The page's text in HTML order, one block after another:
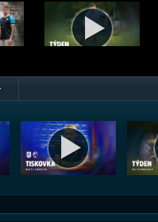
© FK Teplice